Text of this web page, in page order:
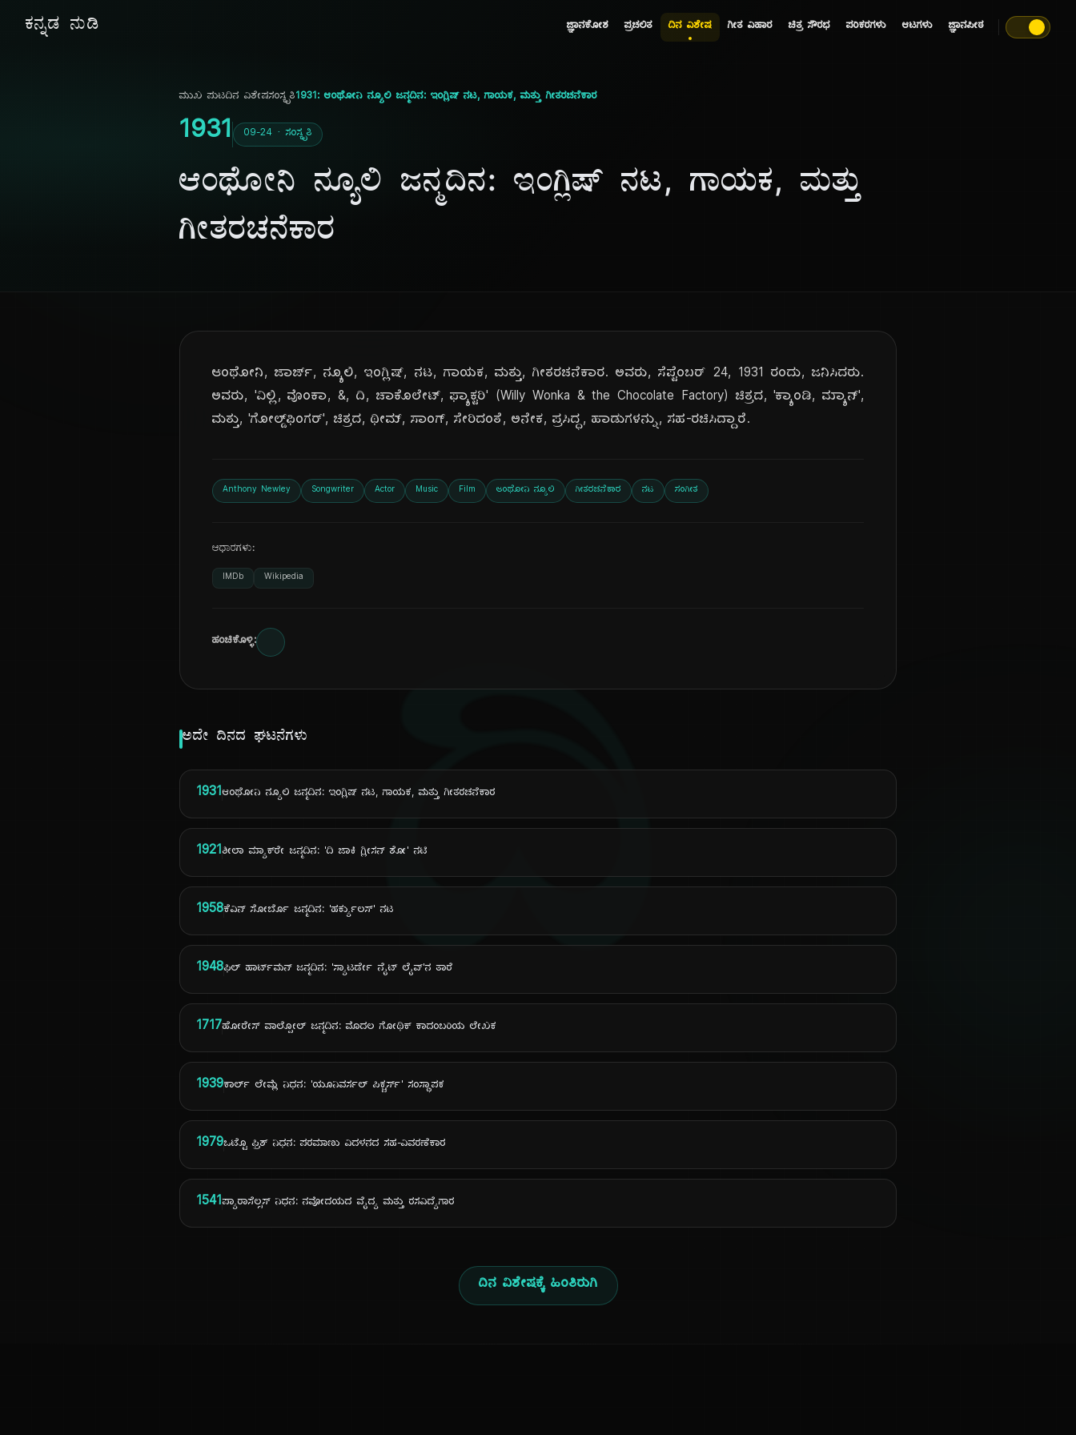
ಕನ್ನಡ ನುಡಿ ಜ್ಞಾನಕೋಶ ಪ್ರಚಲಿತ ದಿನ ವಿಶೇಷ ಗೀತ ವಿಹಾರ ಚಿತ್ರ ಸೌರಭ ಪರಿಕರಗಳು ಆಟಗಳು ಜ್ಞಾನಪೀಠ
ದಿ
ಮುಖ ಪುಟದಿನ ವಿಶೇಷಸಂಸ್ಕೃತಿ1931: ಆಂಥೋನಿ ನ್ಯೂಲಿ ಜನ್ಮದಿನ: ಇಂಗ್ಲಿಷ್ ನಟ, ಗಾಯಕ, ಮತ್ತು ಗೀತರಚನೆಕಾರ
1931 09-24 · ಸಂಸ್ಕೃತಿ
ಆಂಥೋನಿ ನ್ಯೂಲಿ ಜನ್ಮದಿನ: ಇಂಗ್ಲಿಷ್ ನಟ, ಗಾಯಕ, ಮತ್ತು
ಗೀತರಚನೆಕಾರ
ಆಂಥೋನಿ, ಜಾರ್ಜ್, ನ್ಯೂಲಿ, ಇಂಗ್ಲಿಷ್, ನಟ, ಗಾಯಕ, ಮತ್ತು, ಗೀತರಚನೆಕಾರ. ಅವರು, ಸೆಪ್ಟೆಂಬರ್ 24, 1931 ರಂದು, ಜನಿಸಿದರು.
ಅವರು, 'ವಿಲ್ಲಿ, ವೊಂಕಾ, &, ದಿ, ಚಾಕೊಲೇಟ್, ಫ್ಯಾಕ್ಟರಿ' (Willy Wonka & the Chocolate Factory) ಚಿತ್ರದ, 'ಕ್ಯಾಂಡಿ, ಮ್ಯಾನ್',
ಮತ್ತು, 'ಗೋಲ್ಡ್‌ಫಿಂಗರ್', ಚಿತ್ರದ, ಥೀಮ್, ಸಾಂಗ್, ಸೇರಿದಂತೆ, ಅನೇಕ, ಪ್ರಸಿದ್ಧ, ಹಾಡುಗಳನ್ನು, ಸಹ-ರಚಿಸಿದ್ದಾರೆ.
Anthony Newley Songwriter Actor Music Film ಆಂಥೋನಿ ನ್ಯೂಲಿ ಗೀತರಚನೆಕಾರ ನಟ ಸಂಗೀತ
ಆಧಾರಗಳು:
IMDb Wikipedia
ಹಂಚಿಕೊಳ್ಳಿ:
ಅದೇ ದಿನದ ಘಟನೆಗಳು
1931ಆಂಥೋನಿ ನ್ಯೂಲಿ ಜನ್ಮದಿನ: ಇಂಗ್ಲಿಷ್ ನಟ, ಗಾಯಕ, ಮತ್ತು ಗೀತರಚನೆಕಾರ
1921ಶೀಲಾ ಮ್ಯಾಕ್‌ರೇ ಜನ್ಮದಿನ: 'ದಿ ಜಾಕಿ ಗ್ಲೀಸನ್ ಶೋ' ನಟಿ
1958ಕೆವಿನ್ ಸೋರ್ಬೊ ಜನ್ಮದಿನ: 'ಹರ್ಕ್ಯುಲಸ್' ನಟ
1948ಫಿಲ್ ಹಾರ್ಟ್‌ಮನ್ ಜನ್ಮದಿನ: 'ಸ್ಯಾಟರ್ಡೇ ನೈಟ್ ಲೈವ್'ನ ತಾರೆ
1717ಹೋರೇಸ್ ವಾಲ್ಪೋಲ್ ಜನ್ಮದಿನ: ಮೊದಲ ಗೋಥಿಕ್ ಕಾದಂಬರಿಯ ಲೇಖಕ
1939ಕಾರ್ಲ್ ಲೇಮ್ಲೆ ನಿಧನ: 'ಯೂನಿವರ್ಸಲ್ ಪಿಕ್ಚರ್ಸ್' ಸಂಸ್ಥಾಪಕ
1979ಒಟ್ಟೊ ಫ್ರಿಶ್ ನಿಧನ: ಪರಮಾಣು ವಿದಳನದ ಸಹ-ವಿವರಣೆಕಾರ
1541ಪ್ಯಾರಾಸೆಲ್ಸಸ್ ನಿಧನ: ನವೋದಯದ ವೈದ್ಯ ಮತ್ತು ರಸವಿದ್ಯೆಗಾರ
ದಿನ ವಿಶೇಷಕ್ಕೆ ಹಿಂತಿರುಗಿ